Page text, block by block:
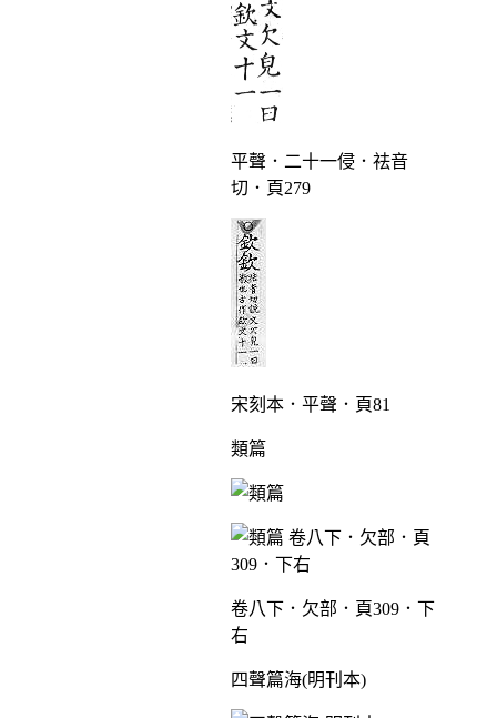
平聲．二十一侵．祛音
切．頁279
宋刻本．平聲．頁81
類篇
卷八下．欠部．頁309．下
右
四聲篇海(明刊本)